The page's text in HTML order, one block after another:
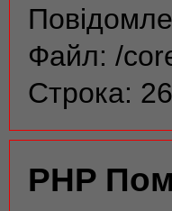
Файл: /
Строка:
PHP